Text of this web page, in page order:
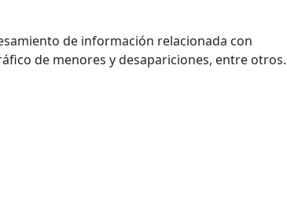
de información relacionada con
de menores y desapariciones, entre otros.